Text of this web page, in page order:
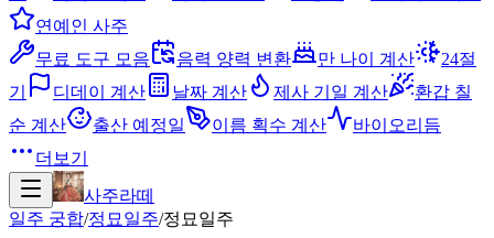
연예인 사주
무료 도구 모음
음력 양력 변환 만 나이 계산
24절
기
디데이 계산 날짜 계산 제사 기일 계산
환갑 칠
순 계산
출산 예정일 이름 획수 계산
바이오리듬
더보기
사주라떼
일주 궁합/정묘 일주/정묘 일주